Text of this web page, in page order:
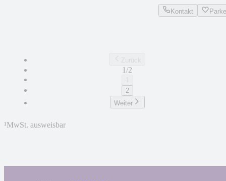
Kontakt
1/2
2
Weiter
¹MwSt. ausweisbar